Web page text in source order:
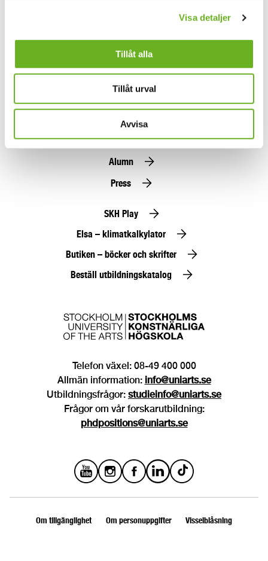
Visa detaljer
Tillåt alla
Tillåt urval
Avvisa
allmänna villkor
Anmäl dig här
Hitta folk
Jobba hos oss
Alumn
Press
SKH Play
Elsa – klimatkalkylator
Butiken – böcker och skrifter
Beställ utbildningskatalog
Telefon växel: 08-49 400 000
Allmän information: info@uniarts.se
Utbildningsfrågor: studieinfo@uniarts.se
Frågor om vår forskarutbildning:
phdpositions@uniarts.se
Om tillgänglighet Om personuppgifter Visselblåsning